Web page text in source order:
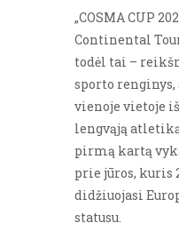
„COSMA CUP
Continental
todėl tai –
sporto
vienoje vietoje
lengvąją
pirmą kartą
prie jūros, kuris
didžiuojasi
statusu.